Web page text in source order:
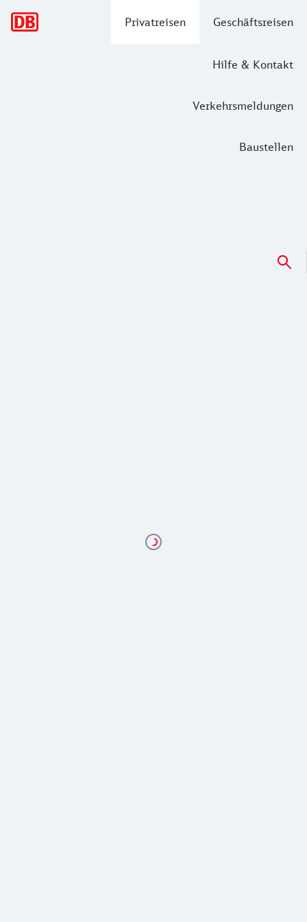
Privatreisen Geschäftsreisen
Hilfe & Kontakt
Verkehrsmeldungen
Baustellen